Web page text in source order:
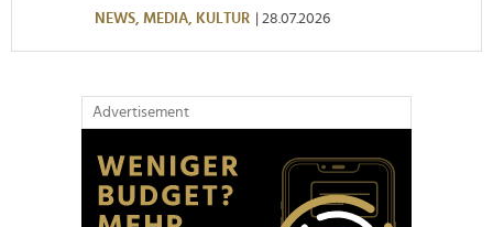
NEWS, MEDIA, KULTUR | 28.07.2026
Advertisement